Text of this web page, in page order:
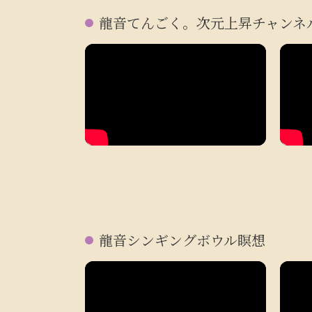
龍音てんごく。次元上昇チャンネ
龍音シンギングボウル瞑想